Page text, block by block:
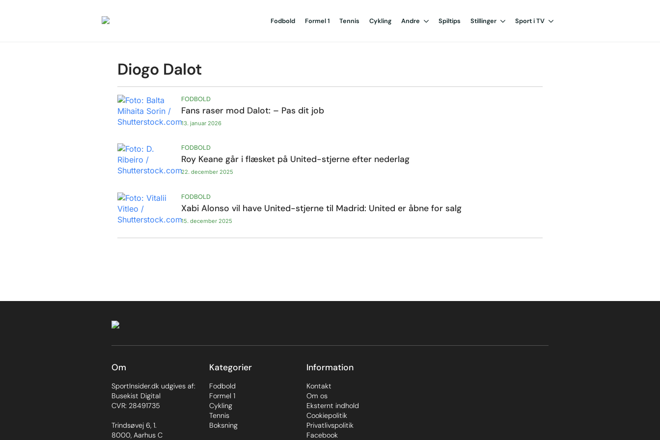
Fodbold Formel 1 Tennis Cykling Andre Spiltips Stillinger Sport i TV
Diogo Dalot
Fans raser mod Dalot: – Pas dit job
13. januar 2026
FODBOLD
Roy Keane går i flæsket på United-stjerne efter nederlag
22. december 2025
FODBOLD
Xabi Alonso vil have United-stjerne til Madrid: United er åbne for salg
15. december 2025
FODBOLD
Om
SportInsider.dk udgives af:
Busekist Digital
CVR: 28491735
Trindsøvej 6, 1.
8000, Aarhus C
Kategorier
Fodbold
Formel 1
Cykling
Tennis
Boksning
Information
Kontakt
Om os
Eksternt indhold
Cookiepolitik
Privatlivspolitik
Facebook